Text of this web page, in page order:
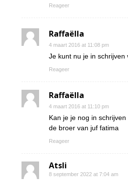
Reageer
Raffaëlla
4 maart 2016 at 11:08 pm
Je kunt nu je in schrijven
Reageer
Raffaëlla
4 maart 2016 at 11:10 pm
Kan je je nog in
de broer van juf fatima
Reageer
Atsli
8 september 2022 at 7:04 am